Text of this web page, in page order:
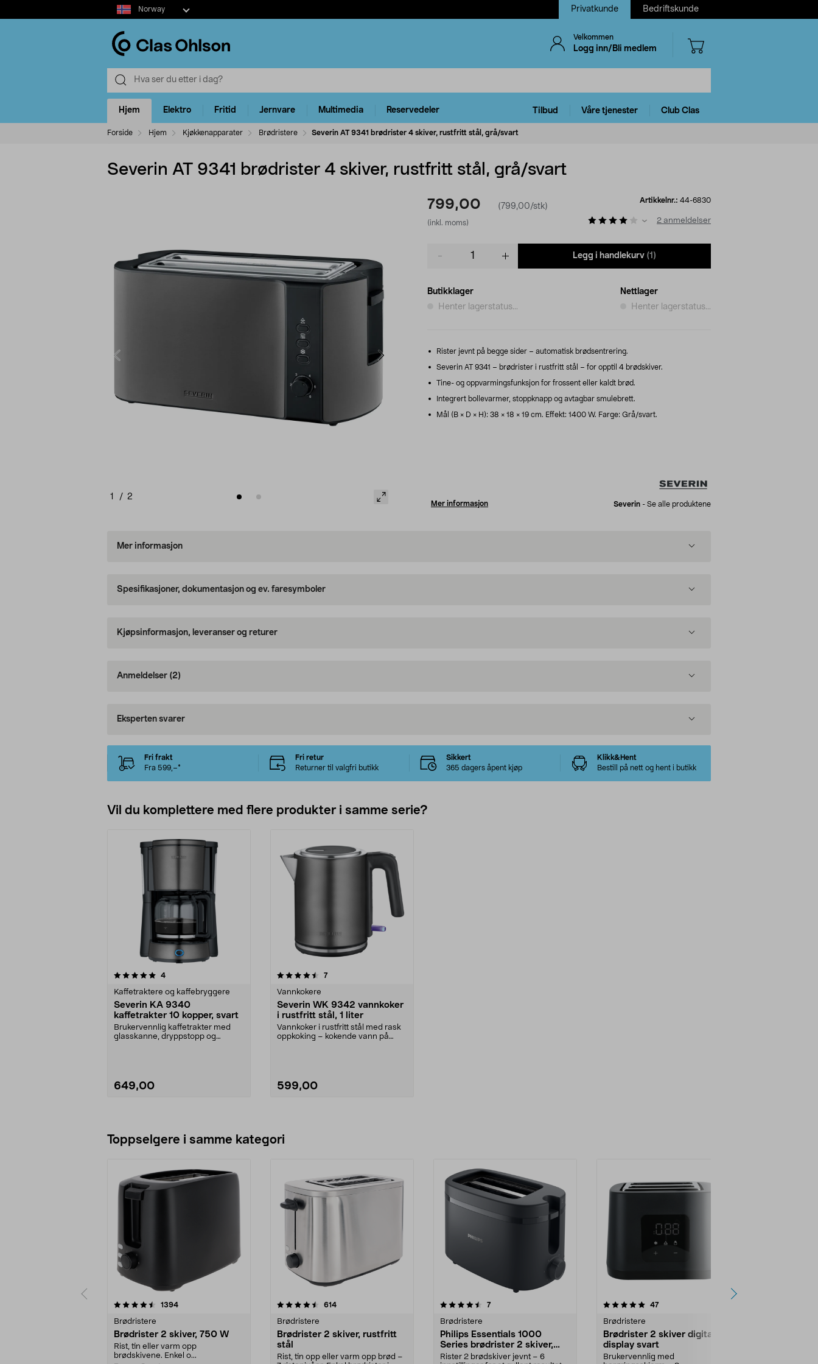
Select
market
Norway Privatkunde Bedriftskunde
Velkommen
Logg inn/Bli medlem
Hjem Elektro Fritid Jernvare Multimedia Reservedeler Tilbud Våre tjenester Club Clas
Forside Hjem Kjøkkenapparater Brødristere Severin AT 9341 brødrister 4 skiver, rustfritt stål, grå/svart
Severin AT 9341 brødrister 4 skiver, rustfritt stål, grå/svart
1 / 2
799,00 (799,00/stk)
(inkl. moms)
Artikkelnr.: 44-6830
2 anmeldelser
Legg i handlekurv (1)
Butikklager
Henter lagerstatus...
Nettlager
Henter lagerstatus...
Rister jevnt på begge sider – automatisk brødsentrering.
Severin AT 9341 – brødrister i rustfritt stål – for opptil 4 brødskiver.
Tine- og oppvarmingsfunksjon for frossent eller kaldt brød.
Integrert bollevarmer, stoppknapp og avtagbar smulebrett.
Mål (B × D × H): 38 × 18 × 19 cm. Effekt: 1400 W. Farge: Grå/svart.
Mer informasjon Severin - Se alle produktene
Mer informasjon
Spesifikasjoner, dokumentasjon og ev. faresymboler
Kjøpsinformasjon, leveranser og returer
Anmeldelser (2)
Eksperten svarer
Fri frakt
Fra 599,–*
Fri retur
Returner til valgfri butikk
Sikkert
365 dagers åpent kjøp
Klikk&Hent
Bestill på nett og hent i butikk
Vil du komplettere med flere produkter i samme serie?
4anmeldelser
Kaffetraktere og kaffebryggere
Severin KA 9340
kaffetrakter 10 kopper, svart
Brukervennlig kaffetrakter med
glasskanne, dryppstopp og
649,00
4.5av 5 stjerner 7anmeldelser
Vannkokere
Severin WK 9342 vannkoker
i rustfritt stål, 1 liter
Vannkoker i rustfritt stål med rask
oppkoking – kokende vann på
599,00
Toppselgere i samme kategori
1394anmeldelser
Brødristere
Brødrister 2 skiver, 750 W
Rist, tin eller varm opp
brødskivene. Enkel o...
4.5 av 5 stjerner 614anmeldelser
Brødristere
Brødrister 2 skiver, rustfritt
stål
Rist, tin opp eller varm opp brød –
4.5 av 5 stjerner 7anmeldelser
Brødristere
Philips Essentials 1000
Series brødrister 2 skiver,
HD2510/90
Rister 2 brødskiver jevnt – 6
5.0 av 5 stjerner 47anmeldelser
Brødristere
Brødrister 2 skiver digitalt
display svart
Brukervennlig med
4.5 av 5 stjerner